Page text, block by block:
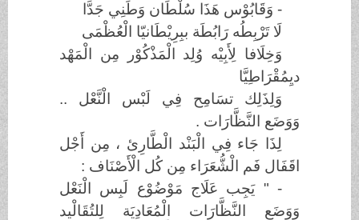
- وَقَابُوْس هَذَا سُلْطَان وَطَنِي جَدَّا
لَا تَرْبِطُه رَابُطَة ببِرِيْطَانيّا الْعُظْمَى
وَخِلَافا لِأَبِيْه وُلِد الْمَذْكُوْر مِن الْمَهْد
ديِمُقْرَاطِيَّا
وَلِذَلِك تسَامِح فِي لَبْس الْنَّعْل ..
وَوَضَع النَّظَّارَات .
لِذَا جَاء فِي الْبَنْد الْطَّارِئ ، مِن أَجْل
اقَفَال فَم الْشُّعَرَاء مِن كُل الْأَصْنَاف :
- " يَجِب عَلَاج مَوْضُوْع لَبِس الْنَعْل
وَوَضَع النَّظَّارَات الْمُعَادِيَة لِلتُقَالْيد